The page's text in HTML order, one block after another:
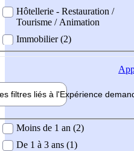
Hôtellerie - Restauration /
Tourisme / Animation
Immobilier (2)
filtres liés à l'Expérience
demandée
Moins de 1 an (2)
De 1 à 3 ans (1)